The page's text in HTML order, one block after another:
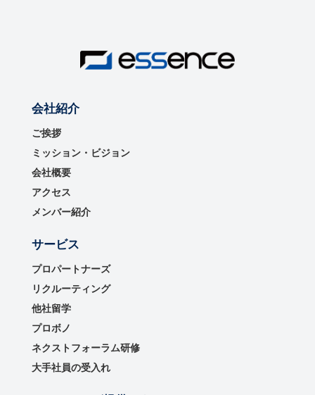
会社紹介
ご挨拶
ミッション・ビジョン
会社概要
アクセス
メンバー紹介
サービス
プロパートナーズ
リクルーティング
他社留学
プロボノ
ネクストフォーラム研修
大手社員の受入れ